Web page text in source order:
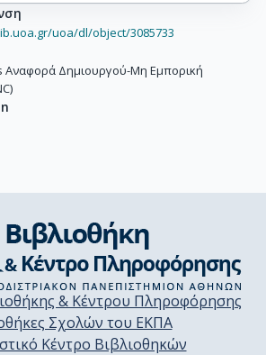
uoa/dl/object/3085733
Αναφορά Δημιουργού-Μη Εμπορική
& Κέντρου Πληροφόρησης
Σχολών του ΕΚΠΑ
Κέντρο Βιβλιοθηκών